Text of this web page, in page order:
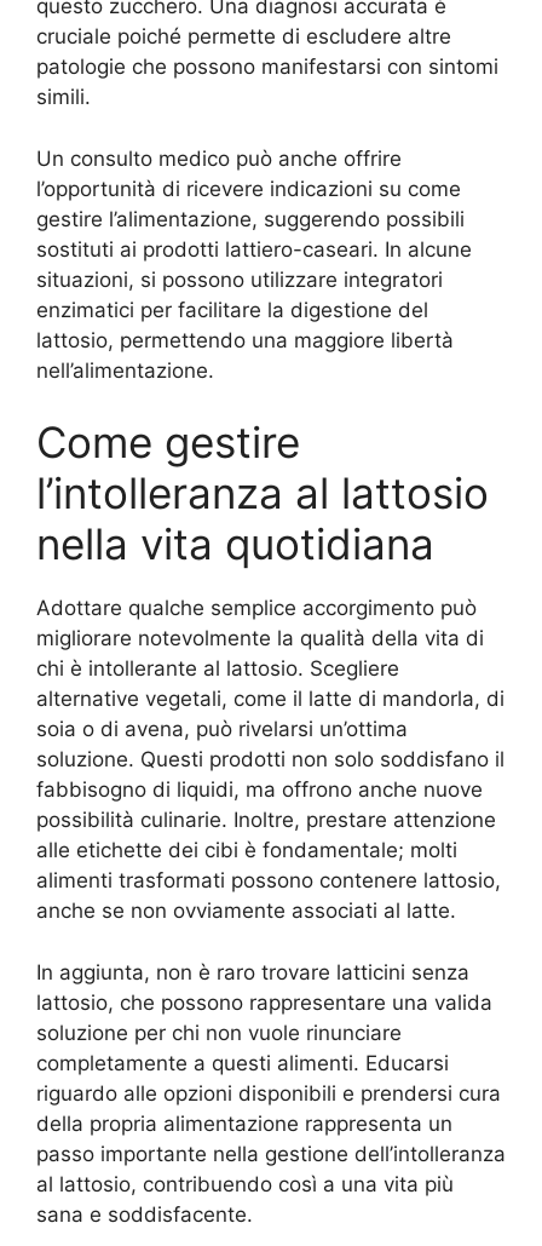
questo zucchero. Una diagnosi accurata è
cruciale poiché permette di escludere altre
patologie che possono manifestarsi con sintomi
simili.
Un consulto medico può anche offrire
l’opportunità di ricevere indicazioni su come
gestire l’alimentazione, suggerendo possibili
sostituti ai prodotti lattiero-caseari. In alcune
situazioni, si possono utilizzare integratori
enzimatici per facilitare la digestione del
lattosio, permettendo una maggiore libertà
nell’alimentazione.
Come gestire
l’intolleranza al lattosio
nella vita quotidiana
Adottare qualche semplice accorgimento può
migliorare notevolmente la qualità della vita di
chi è intollerante al lattosio. Scegliere
alternative vegetali, come il latte di mandorla, di
soia o di avena, può rivelarsi un’ottima
soluzione. Questi prodotti non solo soddisfano il
fabbisogno di liquidi, ma offrono anche nuove
possibilità culinarie. Inoltre, prestare attenzione
alle etichette dei cibi è fondamentale; molti
alimenti trasformati possono contenere lattosio,
anche se non ovviamente associati al latte.
In aggiunta, non è raro trovare latticini senza
lattosio, che possono rappresentare una valida
soluzione per chi non vuole rinunciare
completamente a questi alimenti. Educarsi
riguardo alle opzioni disponibili e prendersi cura
della propria alimentazione rappresenta un
passo importante nella gestione dell’intolleranza
al lattosio, contribuendo così a una vita più
sana e soddisfacente.